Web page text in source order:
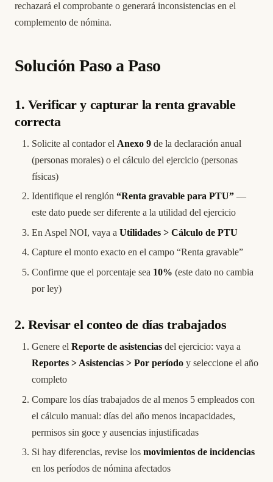
rechazará el comprobante o generará inconsistencias en el
complemento de nómina.
Solución Paso a Paso
1. Verificar y capturar la renta gravable
correcta
Solicite al contador el Anexo 9 de la declaración anual
(personas morales) o el cálculo del ejercicio (personas
físicas)
Identifique el renglón “Renta gravable para PTU” —
este dato puede ser diferente a la utilidad del ejercicio
En Aspel NOI, vaya a Utilidades > Cálculo de PTU
Capture el monto exacto en el campo “Renta gravable”
Confirme que el porcentaje sea 10% (este dato no cambia
por ley)
2. Revisar el conteo de días trabajados
Genere el Reporte de asistencias del ejercicio: vaya a
Reportes > Asistencias > Por período y seleccione el año
completo
Compare los días trabajados de al menos 5 empleados con
el cálculo manual: días del año menos incapacidades,
permisos sin goce y ausencias injustificadas
Si hay diferencias, revise los movimientos de incidencias
en los períodos de nómina afectados